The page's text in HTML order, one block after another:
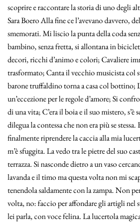
scoprire e raccontare la storia di uno degli
Sara Boero Alla fine ce l’avevano davvero,
smemorati. Mi liscio la punta della coda
bambino, senza fretta, si allontana in
decori, ricchi d’animo e colori; Cavaliere
trasformato; Canta il vecchio musicista col
barone truffaldino torna a casa col bottino;
un’eccezione per le regole d’amore; Si
di una vita; C’era il boia e il suo mistero,
dilegua la contessa che non era più se
finalmente riprendere la caccia alla mia
m’è sfuggita. La vedo tra le pietre del suo
terrazza. Si nasconde dietro a un vaso
lavanda e il timo ma questa volta non mi
tenendola saldamente con la zampa. Non
volta, no: faccio per affondare gli artigli nel
lei parla, con voce felina. La lucertola